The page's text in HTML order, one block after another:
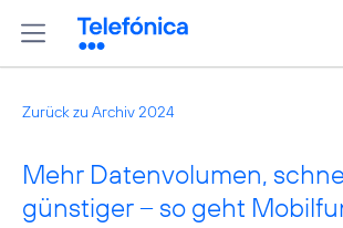
Zurück zu Archiv 2024
Mehr Datenvolumen,
günstiger – so geht